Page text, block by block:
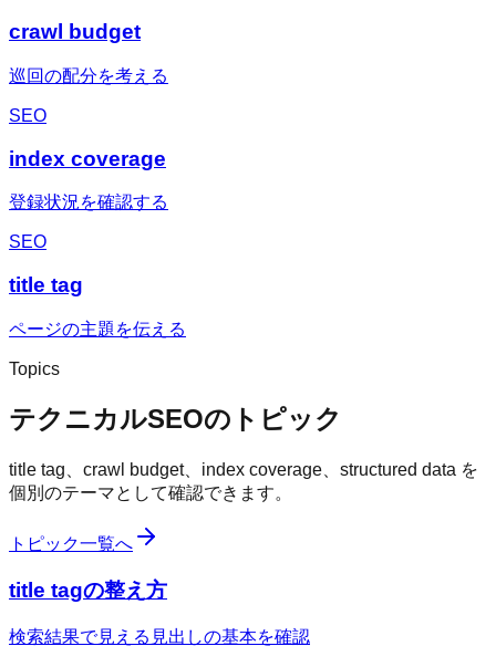
crawl budget
巡回の配分を考える
SEO
index coverage
登録状況を確認する
SEO
title tag
ページの主題を伝える
Topics
テクニカルSEOのトピック
title tag、crawl budget、index coverage、structured data を
個別のテーマとして確認できます。
トピック一覧へ
title tagの整え方
検索結果で見える見出しの基本を確認